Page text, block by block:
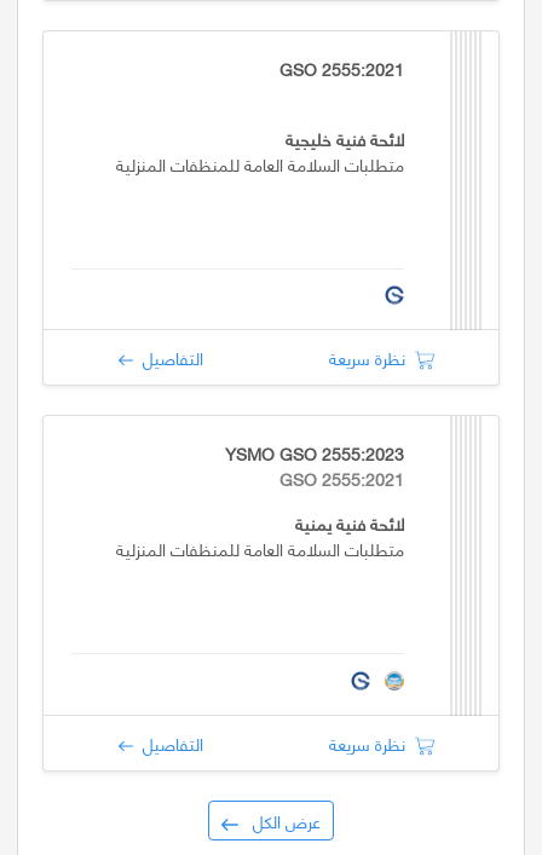
GSO 2555:2021
لائحة فنية خليجية
متطلبات السلامة العامة للمنظفات المنزلية
نظرة سريعة التفاصيل
YSMO GSO 2555:2023
GSO 2555:2021
لائحة فنية يمنية
متطلبات السلامة العامة للمنظفات المنزلية
نظرة سريعة التفاصيل
عرض الكل